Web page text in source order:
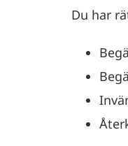
Du har